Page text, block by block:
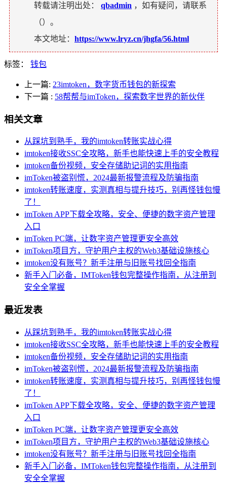
转载请注明出处： qbadmin ，如有疑问，请联系
（）。
本文地址： https://www.lryz.cn/jhgfa/56.html
标签： 钱包
上一篇: 23imtoken，数字货币钱包的新探索
下一篇 : 58帮帮与imToken，探索数字世界的新伙伴
相关文章
从踩坑到熟手，我的imtoken转账实战心得
imtoken接收SSC全攻略，新手也能快速上手的安全教程
imtoken备份视频，安全存储助记词的实用指南
imToken被盗别慌，2024最新报警流程及防骗指南
imtoken转账速度，实测真相与提升技巧，别再怪钱包慢
了！
imToken APP下载全攻略，安全、便捷的数字资产管理
入口
imToken PC端，让数字资产管理更安全高效
imToken项目方，守护用户主权的Web3基础设施核心
imtoken没有账号？新手注册与旧账号找回全指南
新手入门必备，IMToken钱包完整操作指南，从注册到
安全全掌握
最近发表
从踩坑到熟手，我的imtoken转账实战心得
imtoken接收SSC全攻略，新手也能快速上手的安全教程
imtoken备份视频，安全存储助记词的实用指南
imToken被盗别慌，2024最新报警流程及防骗指南
imtoken转账速度，实测真相与提升技巧，别再怪钱包慢
了！
imToken APP下载全攻略，安全、便捷的数字资产管理
入口
imToken PC端，让数字资产管理更安全高效
imToken项目方，守护用户主权的Web3基础设施核心
imtoken没有账号？新手注册与旧账号找回全指南
新手入门必备，IMToken钱包完整操作指南，从注册到
安全全掌握